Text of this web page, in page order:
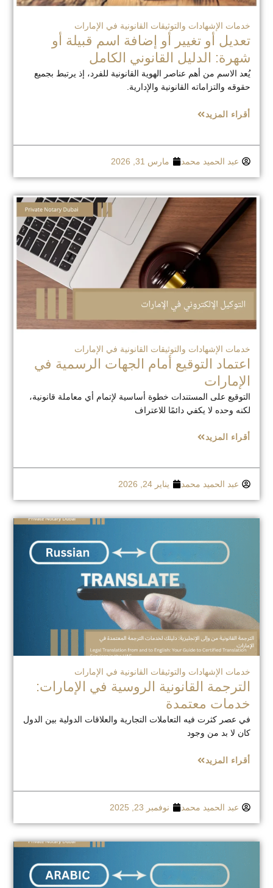
خدمات الإشهادات والتوثيقات القانونية في الإمارات
تعديل أو تغيير أو إضافة اسم قبيلة أو
شهرة: الدليل القانوني الكامل
يُعد الاسم من أهم عناصر الهوية القانونية للفرد، إذ يرتبط بجميع
حقوقه والتزاماته القانونية والإدارية.
أقراء المزيد
عبد الحميد محمد مارس 31, 2026
خدمات الإشهادات والتوثيقات القانونية في الإمارات
اعتماد التوقيع أمام الجهات الرسمية في
الإمارات
التوقيع على المستندات خطوة أساسية لإتمام أي معاملة قانونية،
لكنه وحده لا يكفي دائمًا للاعتراف
أقراء المزيد
عبد الحميد محمد يناير 24, 2026
خدمات الإشهادات والتوثيقات القانونية في الإمارات
الترجمة القانونية الروسية في الإمارات:
خدمات معتمدة
في عصر كثرت فيه التعاملات التجارية والعلاقات الدولية بين الدول
كان لا بد من وجود
أقراء المزيد
عبد الحميد محمد نوفمبر 23, 2025